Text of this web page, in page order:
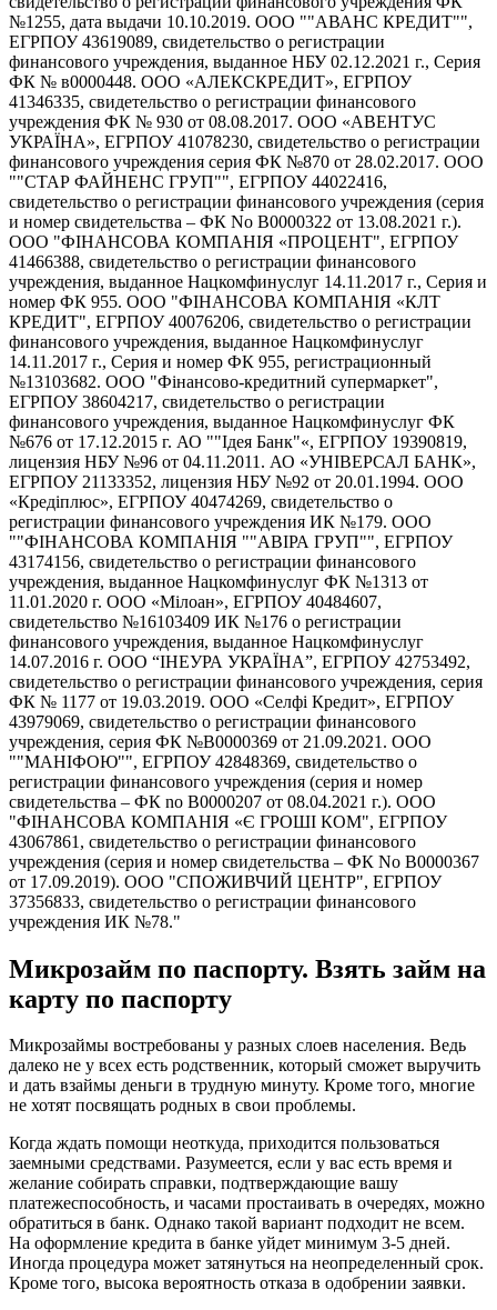
№1255, дата выдачи 10.10.2019. ООО ""АВАНС КРЕДИТ"",
ЕГРПОУ 43619089, свидетельство о регистрации
финансового учреждения, выданное НБУ 02.12.2021 г., Серия
ФК № в0000448. ООО «АЛЕКСКРЕДИТ», ЕГРПОУ
41346335, свидетельство о регистрации финансового
учреждения ФК № 930 от 08.08.2017. ООО «АВЕНТУС
УКРАЇНА», ЕГРПОУ 41078230, свидетельство о регистрации
финансового учреждения серия ФК №870 от 28.02.2017. ООО
""СТАР ФАЙНЕНС ГРУП"", ЕГРПОУ 44022416,
свидетельство о регистрации финансового учреждения (серия
и номер свидетельства – ФК No В0000322 от 13.08.2021 г.).
ООО "ФІНАНСОВА КОМПАНІЯ «ПРОЦЕНТ", ЕГРПОУ
41466388, свидетельство о регистрации финансового
учреждения, выданное Нацкомфинуслуг 14.11.2017 г., Серия и
номер ФК 955. ООО "ФІНАНСОВА КОМПАНІЯ «КЛТ
КРЕДИТ", ЕГРПОУ 40076206, свидетельство о регистрации
финансового учреждения, выданное Нацкомфинуслуг
14.11.2017 г., Серия и номер ФК 955, регистрационный
№13103682. ООО "Фінансово-кредитний супермаркет",
ЕГРПОУ 38604217, свидетельство о регистрации
финансового учреждения, выданное Нацкомфинуслуг ФК
№676 от 17.12.2015 г. АО ""Ідея Банк"«, ЕГРПОУ 19390819,
лицензия НБУ №96 от 04.11.2011. АО «УНІВЕРСАЛ БАНК»,
ЕГРПОУ 21133352, лицензия НБУ №92 от 20.01.1994. ООО
«Кредіплюс», ЕГРПОУ 40474269, свидетельство о
регистрации финансового учреждения ИК №179. ООО
""ФІНАНСОВА КОМПАНІЯ ""АВІРА ГРУП"", ЕГРПОУ
43174156, свидетельство о регистрации финансового
учреждения, выданное Нацкомфинуслуг ФК №1313 от
11.01.2020 г. ООО «Мілоан», ЕГРПОУ 40484607,
свидетельство №16103409 ИК №176 о регистрации
финансового учреждения, выданное Нацкомфинуслуг
14.07.2016 г. ООО “ІНЕУРА УКРАЇНА”, ЕГРПОУ 42753492,
свидетельство о регистрации финансового учреждения, серия
ФК № 1177 от 19.03.2019. ООО «Селфі Кредит», ЕГРПОУ
43979069, свидетельство о регистрации финансового
учреждения, серия ФК №В0000369 от 21.09.2021. ООО
""МАНІФОЮ"", ЕГРПОУ 42848369, свидетельство о
регистрации финансового учреждения (серия и номер
свидетельства – ФК no В0000207 от 08.04.2021 г.). ООО
"ФІНАНСОВА КОМПАНІЯ «Є ГРОШІ КОМ", ЕГРПОУ
43067861, свидетельство о регистрации финансового
учреждения (серия и номер свидетельства – ФК No В0000367
от 17.09.2019). ООО "СПОЖИВЧИЙ ЦЕНТР", ЕГРПОУ
37356833, свидетельство о регистрации финансового
учреждения ИК №78."
Микрозайм по паспорту. Взять займ на
карту по паспорту
Микрозаймы востребованы у разных слоев населения. Ведь
далеко не у всех есть родственник, который сможет выручить
и дать взаймы деньги в трудную минуту. Кроме того, многие
не хотят посвящать родных в свои проблемы.
Когда ждать помощи неоткуда, приходится пользоваться
заемными средствами. Разумеется, если у вас есть время и
желание собирать справки, подтверждающие вашу
платежеспособность, и часами простаивать в очередях, можно
обратиться в банк. Однако такой вариант подходит не всем.
На оформление кредита в банке уйдет минимум 3-5 дней.
Иногда процедура может затянуться на неопределенный срок.
Кроме того, высока вероятность отказа в одобрении заявки.